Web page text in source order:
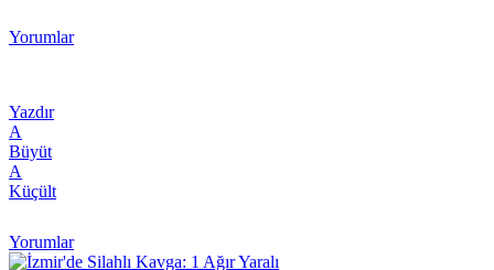
Yorumlar
Yazdır
A
Büyüt
A
Küçült
Yorumlar